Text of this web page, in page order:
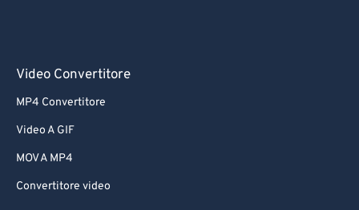
Video Convertitore
MP4 Convertitore
Video A GIF
MOV A MP4
Convertitore video